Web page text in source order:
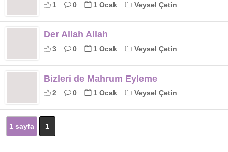
1 0 1 Ocak Veysel Çetin
Der Allah Allah
3 0 1 Ocak Veysel Çetin
Bizleri de Mahrum Eyleme
2 0 1 Ocak Veysel Çetin
1 sayfa 1